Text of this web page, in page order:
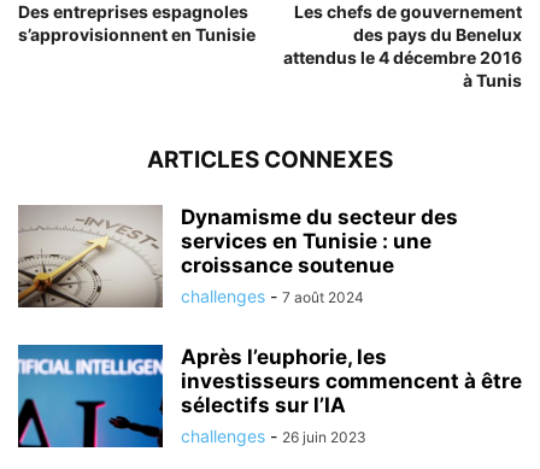
Des entreprises espagnoles
s’approvisionnent en Tunisie
Les chefs de gouvernement
des pays du Benelux
attendus le 4 décembre 2016
à Tunis
ARTICLES CONNEXES
Dynamisme du secteur des
services en Tunisie : une
croissance soutenue
challenges - 7 août 2024
Après l’euphorie, les
investisseurs commencent à être
sélectifs sur l’IA
challenges - 26 juin 2023